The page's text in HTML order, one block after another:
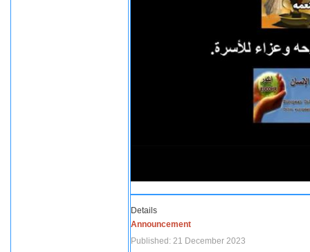
Details
Announcement
Published: 21 December 2023